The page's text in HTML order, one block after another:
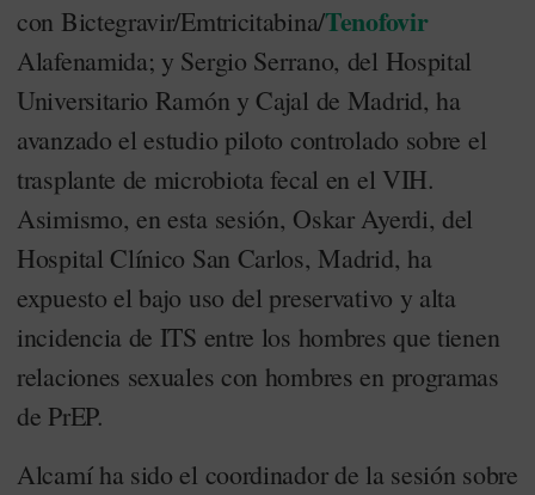
con Bictegravir/Emtricitabina/Tenofovir
Alafenamida; y Sergio Serrano, del Hospital
Universitario Ramón y Cajal de Madrid, ha
avanzado el estudio piloto controlado sobre el
trasplante de microbiota fecal en el VIH.
Asimismo, en esta sesión, Oskar Ayerdi, del
Hospital Clínico San Carlos, Madrid, ha
expuesto el bajo uso del preservativo y alta
incidencia de ITS entre los hombres que tienen
relaciones sexuales con hombres en programas
de PrEP.
Alcamí ha sido el coordinador de la sesión sobre